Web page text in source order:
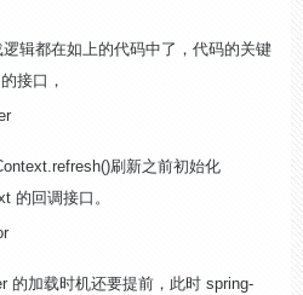
辑都在如上的代码中了，代码的关键
接口，
刷新之前初始化
的回调接口。
的加载时机还要提前，此时 spring-